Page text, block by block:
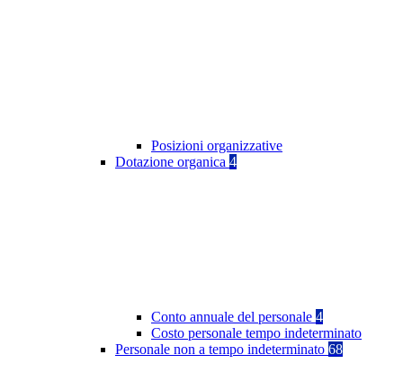
Posizioni organizzative
Dotazione organica 4
Conto annuale del personale 4
Costo personale tempo indeterminato
Personale non a tempo indeterminato 68